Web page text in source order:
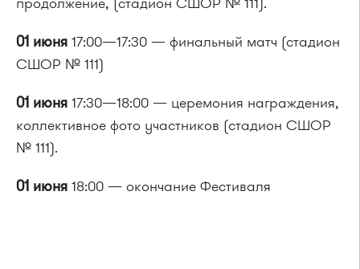
01 июня 17:00—17:30 — финальный матч (стадион
СШОР № 111)
01 июня 17:30—18:00 — церемония награждения,
коллективное фото участников (стадион СШОР
№ 111).
01 июня 18:00 — окончание Фестиваля